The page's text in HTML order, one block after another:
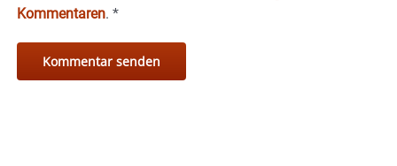
Kommentaren. *